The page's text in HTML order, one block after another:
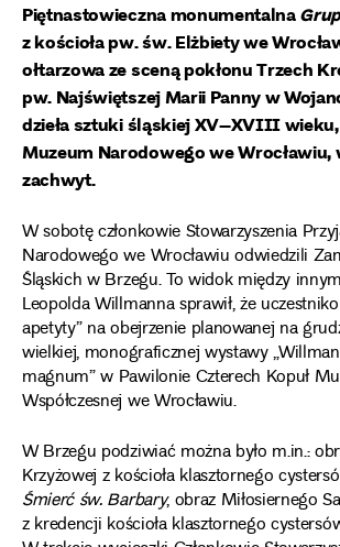
Piętnastowieczna monumentalna
z kościoła pw. św. Elżbiety we
ołtarzowa ze sceną pokłonu Trzech
pw. Najświętszej Marii Panny w
dzieła sztuki śląskiej XV–XVIII
Muzeum Narodowego we Wrocławiu,
zachwyt.
W sobotę członkowie Stowarzyszenia
Narodowego we Wrocławiu odwiedzili
Śląskich w Brzegu. To widok między
Leopolda Willmanna sprawił, że
apetyty” na obejrzenie planowanej na
wielkiej, monograficznej wystawy
magnum” w Pawilonie Czterech Kopuł
Współczesnej we Wrocławiu.
W Brzegu podziwiać można było m.in.:
Krzyżowej z kościoła klasztornego
Śmierć św. Barbary, obraz Miłosiernego
z kredencji kościoła klasztornego